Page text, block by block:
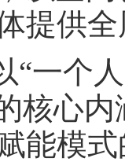
提供
“一个
核心
能模